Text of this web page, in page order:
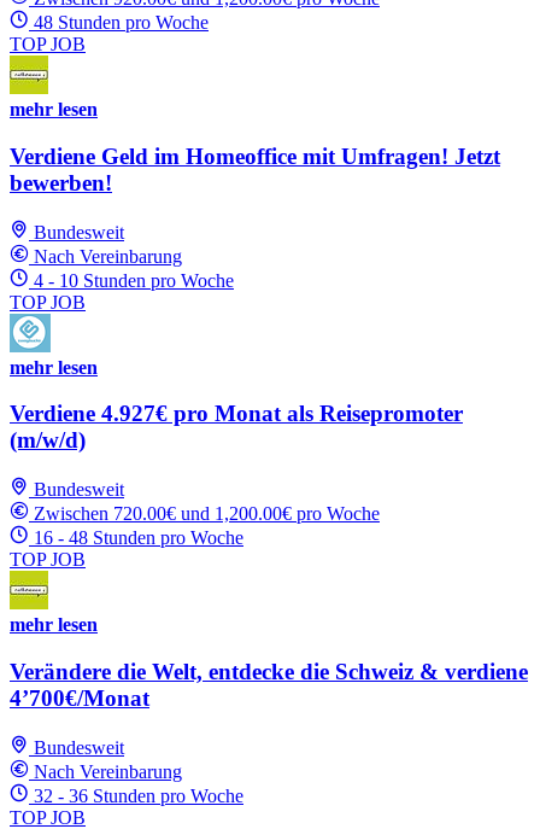
48 Stunden pro Woche
TOP JOB
mehr lesen
Verdiene Geld im Homeoffice mit Umfragen! Jetzt
bewerben!
Bundesweit
Nach Vereinbarung
4 - 10 Stunden pro Woche
TOP JOB
mehr lesen
Verdiene 4.927€ pro Monat als Reisepromoter
(m/w/d)
Bundesweit
Zwischen 720.00€ und 1,200.00€ pro Woche
16 - 48 Stunden pro Woche
TOP JOB
mehr lesen
Verändere die Welt, entdecke die Schweiz & verdiene
4’700€/Monat
Bundesweit
Nach Vereinbarung
32 - 36 Stunden pro Woche
TOP JOB